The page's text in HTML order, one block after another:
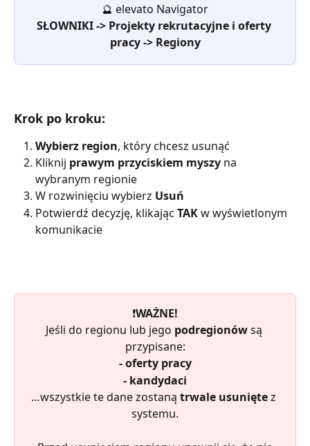
🔮 elevato Navigator
SŁOWNIKI -> Projekty rekrutacyjne i oferty
pracy -> Regiony
Krok po kroku:
Wybierz region, który chcesz usunąć
Kliknij prawym przyciskiem myszy na
wybranym regionie
W rozwinięciu wybierz Usuń
Potwierdź decyzję, klikając TAK w wyświetlonym
komunikacie
❗WAŻNE!
Jeśli do regionu lub jego podregionów są
przypisane:
- oferty pracy
- kandydaci
…wszystkie te dane zostaną trwale usunięte z
systemu.